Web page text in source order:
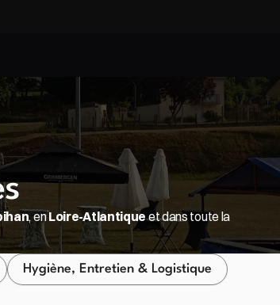
, en Loire-Atlantique
Hygiène, Entretien & Logistique